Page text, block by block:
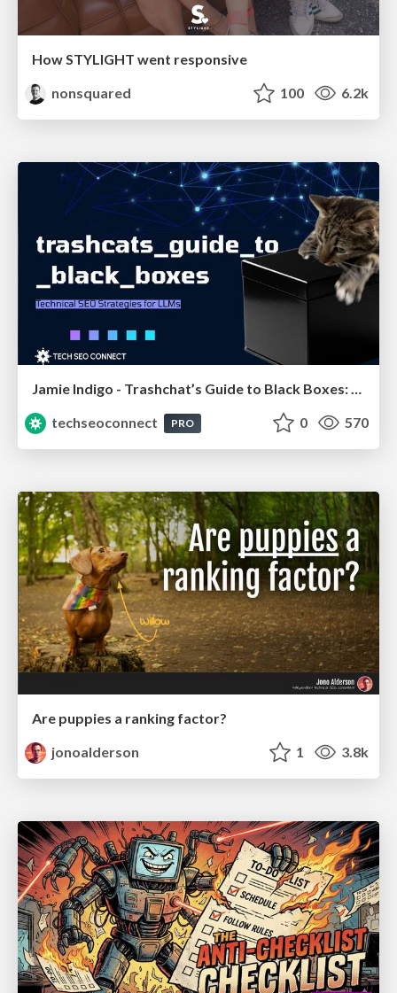
How STYLIGHT went responsive
nonsquared
100 6.2k
Jamie Indigo - Trashchat’s Guide to Black Boxes: Technical SEO Tactics for LLMs
techseoconnect
PRO 0 570
Are puppies a ranking factor?
jonoalderson
1 3.8k